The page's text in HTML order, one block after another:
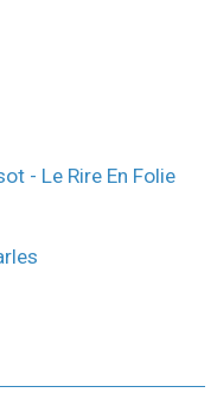
- Le Rire En Folie